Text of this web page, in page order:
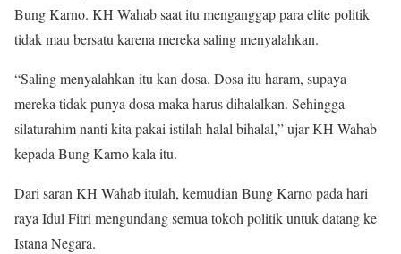
Bung Karno. KH Wahab saat itu menganggap para elite politik
tidak mau bersatu karena mereka saling menyalahkan.
“Saling menyalahkan itu kan dosa. Dosa itu haram, supaya
mereka tidak punya dosa maka harus dihalalkan. Sehingga
silaturahim nanti kita pakai istilah halal bihalal,” ujar KH Wahab
kepada Bung Karno kala itu.
Dari saran KH Wahab itulah, kemudian Bung Karno pada hari
raya Idul Fitri mengundang semua tokoh politik untuk datang ke
Istana Negara.